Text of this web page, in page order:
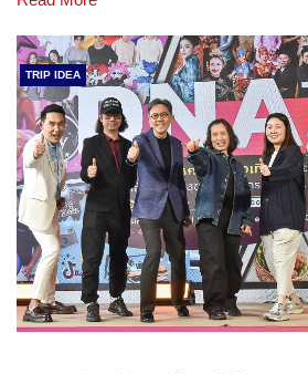
TRIP IDEA